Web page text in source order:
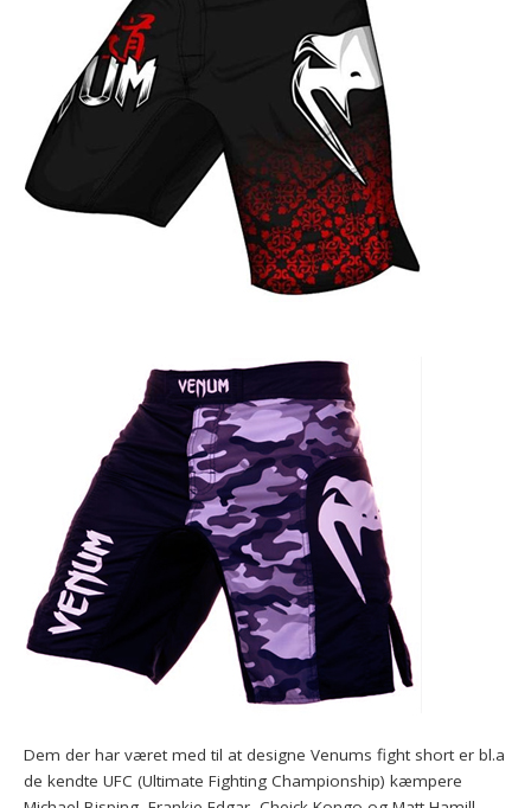
Dem der har været med til at designe Venums fight short er bl.a
de kendte UFC (Ultimate Fighting Championship) kæmpere